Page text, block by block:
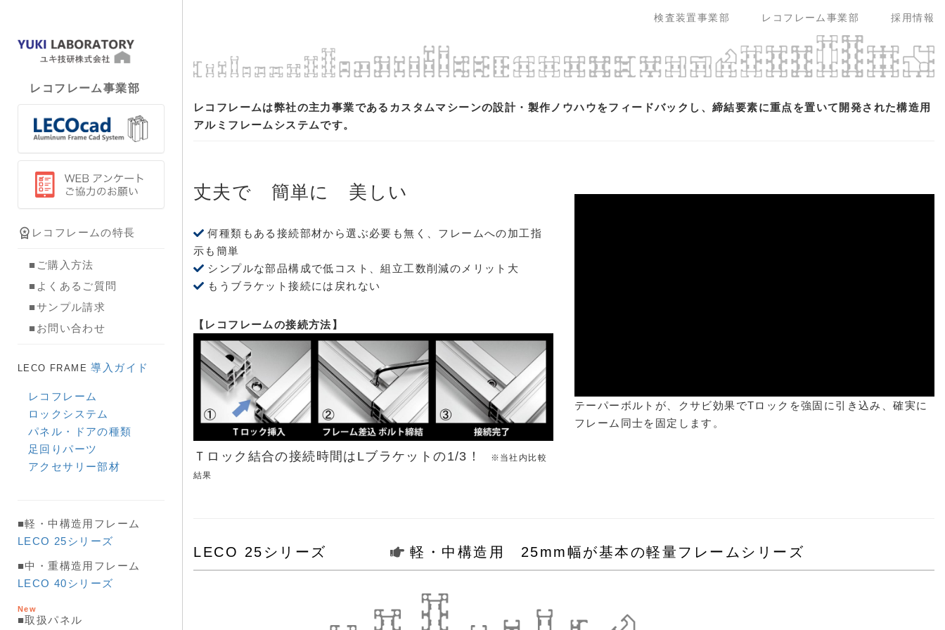
採用情報
レコフレーム事業部
検査装置事業部
レコフレームは弊社の主力事業であるカスタムマシーンの設計・製作ノウハウをフィードバックし、締結要素に重点を置いて開発された構造用
アルミフレームシステムです。
丈夫で 簡単に 美しい
何種類もある接続部材から選ぶ必要も無く、フレームへの加工指
示も簡単
シンプルな部品構成で低コスト、組立工数削減のメリット大
もうブラケット接続には戻れない
【レコフレームの接続方法】
Ｔロック結合の接続時間はLブラケットの1/3！
※当社内比較
結果
テーパーボルトが、クサビ効果でTロックを強固に引き込み、確実に
フレーム同士を固定します。
LECO 25シリーズ 軽・中構造用 25mm幅が基本の軽量フレームシリーズ
レコフレーム事業部
workspace_premium レコフレームの特長
■ご購入方法
■よくあるご質問
■サンプル請求
■お問い合わせ
LECO FRAME 導入ガイド
レコフレーム
ロックシステム
パネル・ドアの種類
足回りパーツ
アクセサリー部材
■軽・中構造用フレーム
LECO 25シリーズ
■中・重構造用フレーム
LECO 40シリーズ
New
■取扱パネル